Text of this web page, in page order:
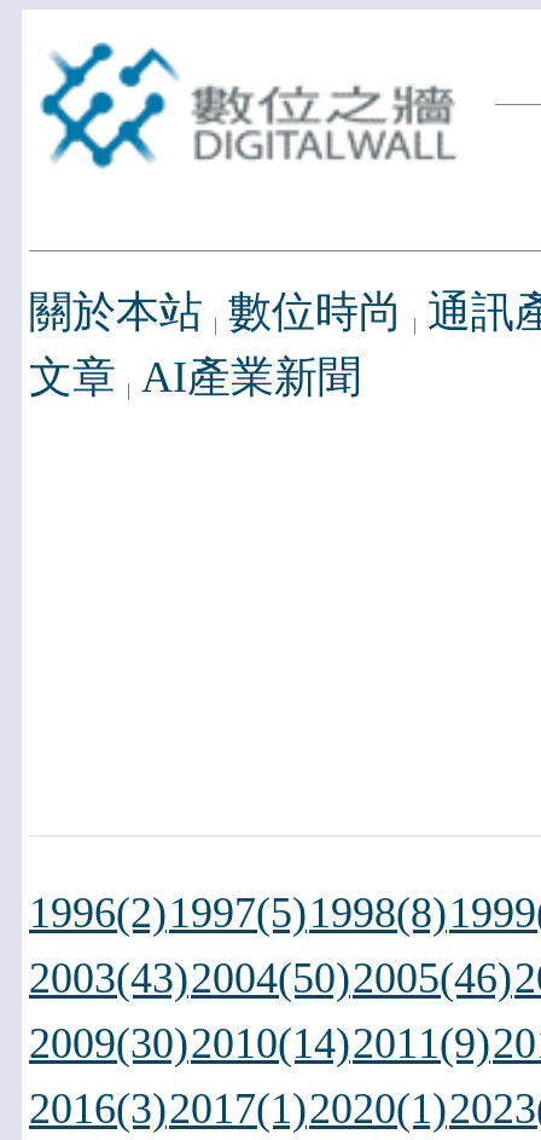
關於本站 數位時尚
通訊
文章 AI產業新聞
1996(2)1997(5)1998(8)
2003(43)2004(50)2005(46)
2009(30)2010(14)2011(9)
2016(3)2017(1)2020(1)